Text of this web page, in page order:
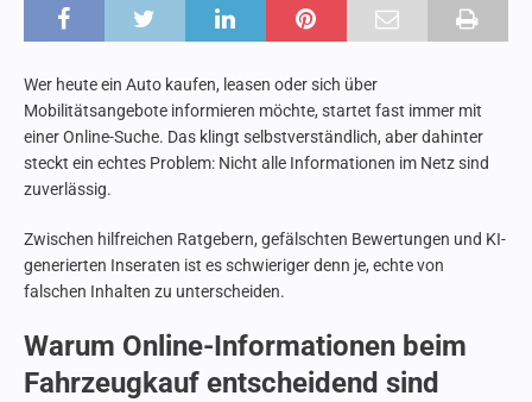
Wer heute ein Auto kaufen, leasen oder sich über
Mobilitätsangebote informieren möchte, startet fast immer mit
einer Online-Suche. Das klingt selbstverständlich, aber dahinter
steckt ein echtes Problem: Nicht alle Informationen im Netz sind
zuverlässig.
Zwischen hilfreichen Ratgebern, gefälschten Bewertungen und KI-
generierten Inseraten ist es schwieriger denn je, echte von
falschen Inhalten zu unterscheiden.
Warum Online-Informationen beim
Fahrzeugkauf entscheidend sind